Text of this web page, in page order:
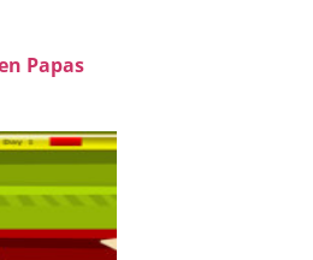
Papas